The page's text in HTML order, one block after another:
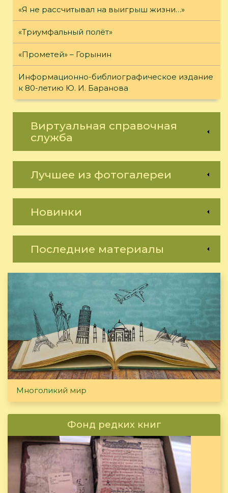
«Я не рассчитывал на выигрыш жизни…»
«Триумфальный полёт»
«Прометей» – Горынин
Информационно-библиографическое издание
к 80-летию Ю. И. Баранова
Виртуальная справочная
служба
Лучшее из фотогалереи
Новинки
Последние материалы
Многоликий мир
Фонд редких книг